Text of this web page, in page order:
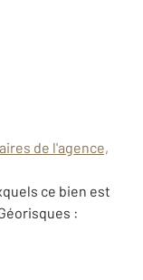
de l'agence,
ce bien est
: